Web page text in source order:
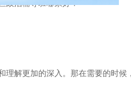
政治辅导班哪家好？
解更加的深入。那在需要的时候